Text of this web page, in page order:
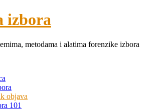
izbora
metodama i alatima forenzike izbora
objava
101